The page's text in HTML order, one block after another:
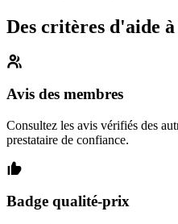
Des critères d'aide
Avis des membres
Consultez les avis vérifiés des
prestataire de confiance.
Badge qualité-prix